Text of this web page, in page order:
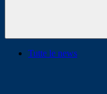
Tutte le news